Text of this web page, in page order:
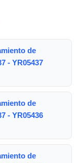
de
- YR05437
de
- YR05436
de